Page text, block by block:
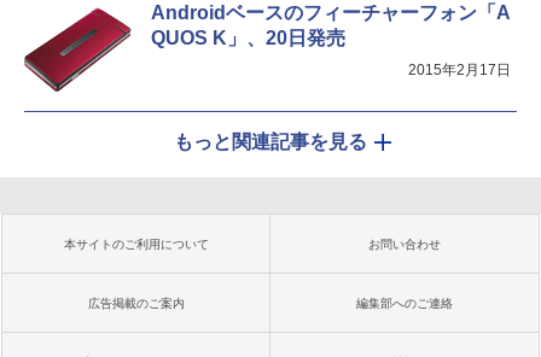
Androidベースのフィーチャーフォン「A
QUOS K」、20日発売
2015年2月17日
もっと関連記事を見る
本サイトのご利用について お問い合わせ
広告掲載のご案内 編集部へのご連絡